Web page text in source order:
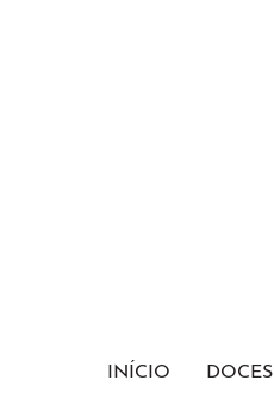
INÍCIO DOCES